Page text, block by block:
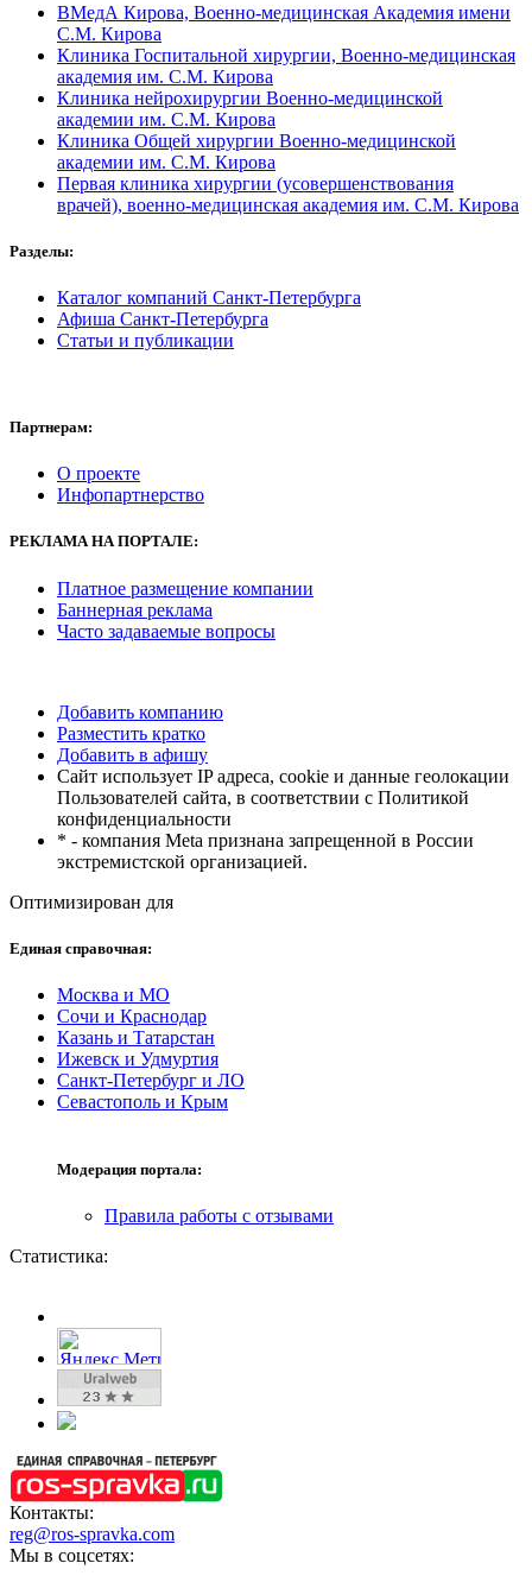
ВМедА Кирова, Военно-медицинская Академия имени
С.М. Кирова
Клиника Госпитальной хирургии, Военно-медицинская
академия им. С.М. Кирова
Клиника нейрохирургии Военно-медицинской
академии им. С.М. Кирова
Клиника Общей хирургии Военно-медицинской
академии им. С.М. Кирова
Первая клиника хирургии (усовершенствования
врачей), военно-медицинская академия им. С.М. Кирова
Разделы:
Каталог компаний Санкт-Петербурга
Афиша Санкт-Петербурга
Статьи и публикации
Партнерам:
О проекте
Инфопартнерство
РЕКЛАМАНА ПОРТАЛЕ:
Платное размещение компании
Баннерная реклама
Часто задаваемые вопросы
Добавить компанию
Разместить кратко
Добавить в афишу
Сайт использует IP адреса, cookie и данные геолокации
Пользователей сайта, в соответствии с Политикой
конфиденциальности
* - компания Meta признана запрещенной в России
экстремистской организацией.
Оптимизирован для
Единая справочная:
Москва и МО
Сочи и Краснодар
Казань и Татарстан
Ижевск и Удмуртия
Санкт-Петербург и ЛО
Севастополь и Крым
Модерация портала:
Правила работы с отзывами
Статистика:
Контакты:
reg@ros-spravka.com
Мы в соцсетях: